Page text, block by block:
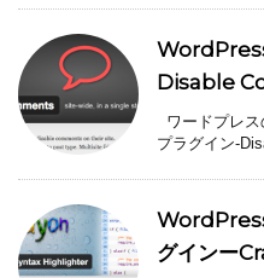
Disable
ワードプレ
プラグイン-
グインー